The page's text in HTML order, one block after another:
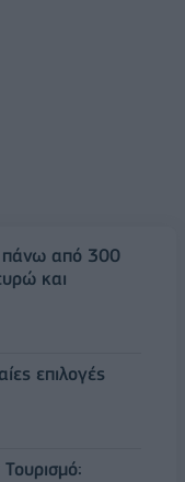
πάνω από 300
και
επιλογές